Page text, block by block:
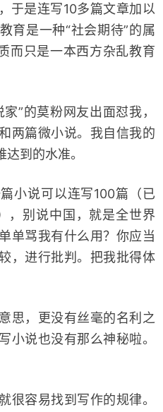
于是连写10多篇文章加以
育是一种“社会期待”的属
而只是一本西方杂乱教育
的莫粉网友出面怼我，
两篇微小说。我自信我的
到的水准。
说可以连写100篇（已
，别说中国，就是全世界
单骂我有什么用？你应当
，进行批判。把我批得体
，更没有丝毫的名利之
小说也没有那么神秘啦。
容易找到写作的规律。